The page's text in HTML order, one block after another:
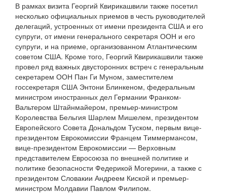
В рамках визита Георгий Квирикашвили также посетил
несколько официальных приемов в честь руководителей
делегаций, устроенных от имени президента США и его
супруги, от имени генерального секретаря ООН и его
супруги, и на приеме, организованном Атлантическим
советом США. Кроме того, Георгий Квирикашвили также
провел ряд важных двусторонних встреч с генеральным
секретарем ООН Пан Ги Муном, заместителем
госсекретаря США Энтони Блинкеном, федеральным
министром иностранных дел Германии Франком-
Вальтером Штайнмайером, премьер-министром
Королевства Бельгия Шарлем Мишелем, президентом
Европейского Совета Дональдом Туском, первым вице-
президентом Еврокомиссии Францем Тиммермансом,
вице-президентом Еврокомиссии — Верховным
представителем Евросоюза по внешней политике и
политике безопасности Федерикой Могерини, а также с
президентом Словакии Андреем Киской и премьер-
министром Молдавии Павлом Филипом.